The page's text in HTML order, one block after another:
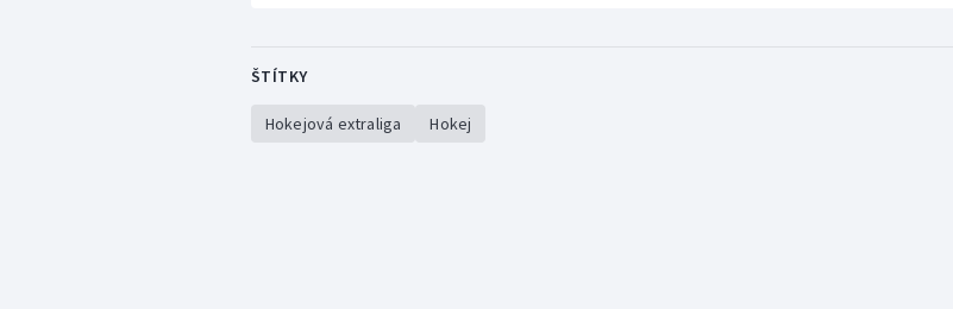
ŠTÍTKY
Hokejová extraliga Hokej